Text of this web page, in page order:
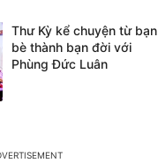
Thư Kỳ kể chuyện từ bạn
bè thành bạn đời với
Phùng Đức Luân